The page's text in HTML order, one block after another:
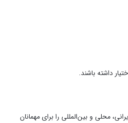
داشته باشند.
محلی و بین‌المللی را برای مهمانان